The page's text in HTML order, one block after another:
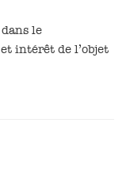
le
intérêt de l’objet